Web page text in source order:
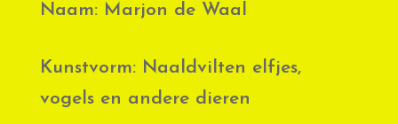
Naam: Marjon de Waal
Kunstvorm: Naaldvilten elfjes,
vogels en andere dieren